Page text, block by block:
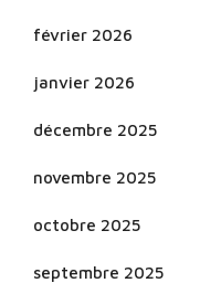
février 2026
janvier 2026
décembre 2025
novembre 2025
octobre 2025
septembre 2025